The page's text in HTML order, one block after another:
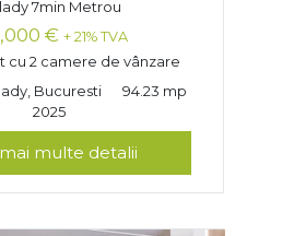
7min Metrou
€ + 21% TVA
cu 2 camere de vânzare
Bucuresti
94.23 mp
2025
multe detalii